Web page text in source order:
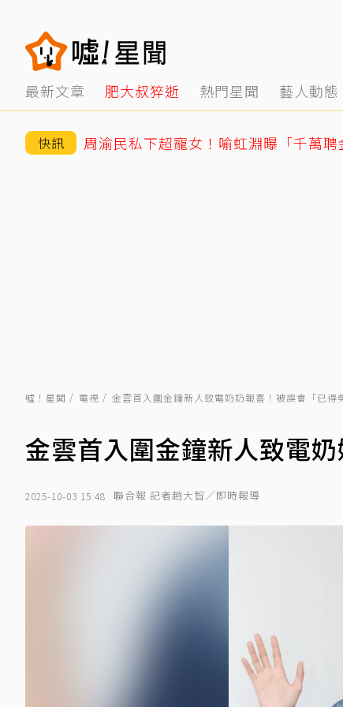
最新文章 肥大叔猝逝 熱門星聞 藝人動態
快訊 周渝民私下超寵女！喻虹淵曝「千萬聘
噓！星聞 電視 金雲首入圍金鐘新人致電奶奶報喜！被誤會「已得
金雲首入圍金鐘新人致電
2025-10-03 15:48 聯合報 記者趙大智／即時報導